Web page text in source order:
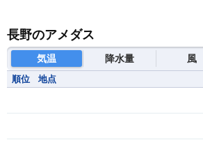
長野のアメダス
気温 降水量 風
順位 地点